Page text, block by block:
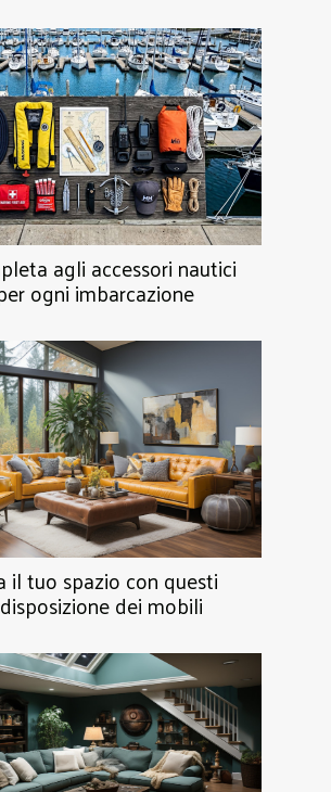
agli accessori nautici
ogni imbarcazione
il tuo spazio con questi
dei mobili